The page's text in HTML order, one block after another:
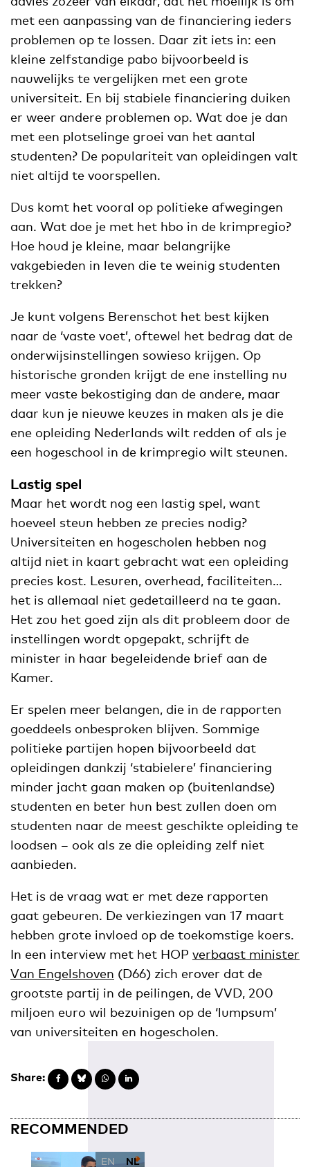
met een aanpassing van de financiering ieders
problemen op te lossen. Daar zit iets in: een
kleine zelfstandige pabo bijvoorbeeld is
nauwelijks te vergelijken met een grote
universiteit. En bij stabiele financiering duiken
er weer andere problemen op. Wat doe je dan
met een plotselinge groei van het aantal
studenten? De populariteit van opleidingen valt
niet altijd te voorspellen.
Dus komt het vooral op politieke afwegingen
aan. Wat doe je met het hbo in de krimpregio?
Hoe houd je kleine, maar belangrijke
vakgebieden in leven die te weinig studenten
trekken?
Je kunt volgens Berenschot het best kijken
naar de ‘vaste voet’, oftewel het bedrag dat de
onderwijsinstellingen sowieso krijgen. Op
historische gronden krijgt de ene instelling nu
meer vaste bekostiging dan de andere, maar
daar kun je nieuwe keuzes in maken als je die
ene opleiding Nederlands wilt redden of als je
een hogeschool in de krimpregio wilt steunen.
Lastig spel
Maar het wordt nog een lastig spel, want
hoeveel steun hebben ze precies nodig?
Universiteiten en hogescholen hebben nog
altijd niet in kaart gebracht wat een opleiding
precies kost. Lesuren, overhead, faciliteiten…
het is allemaal niet gedetailleerd na te gaan.
Het zou het goed zijn als dit probleem door de
instellingen wordt opgepakt, schrijft de
minister in haar begeleidende brief aan de
Kamer.
Er spelen meer belangen, die in de rapporten
goeddeels onbesproken blijven. Sommige
politieke partijen hopen bijvoorbeeld dat
opleidingen dankzij ‘stabielere’ financiering
minder jacht gaan maken op (buitenlandse)
studenten en beter hun best zullen doen om
studenten naar de meest geschikte opleiding te
loodsen – ook als ze die opleiding zelf niet
aanbieden.
Het is de vraag wat er met deze rapporten
gaat gebeuren. De verkiezingen van 17 maart
hebben grote invloed op de toekomstige koers.
In een interview met het HOP verbaast minister
Van Engelshoven (D66) zich erover dat de
grootste partij in de peilingen, de VVD, 200
miljoen euro wil bezuinigen op de ‘lumpsum’
van universiteiten en hogescholen.
Share:
RECOMMENDED
EN NL